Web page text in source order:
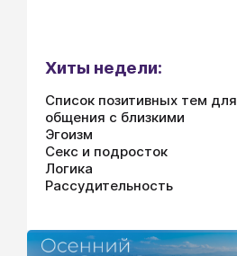
Хиты недели:
Список позитивных тем для
общения с близкими
Эгоизм
Секс и подросток
Логика
Рассудительность